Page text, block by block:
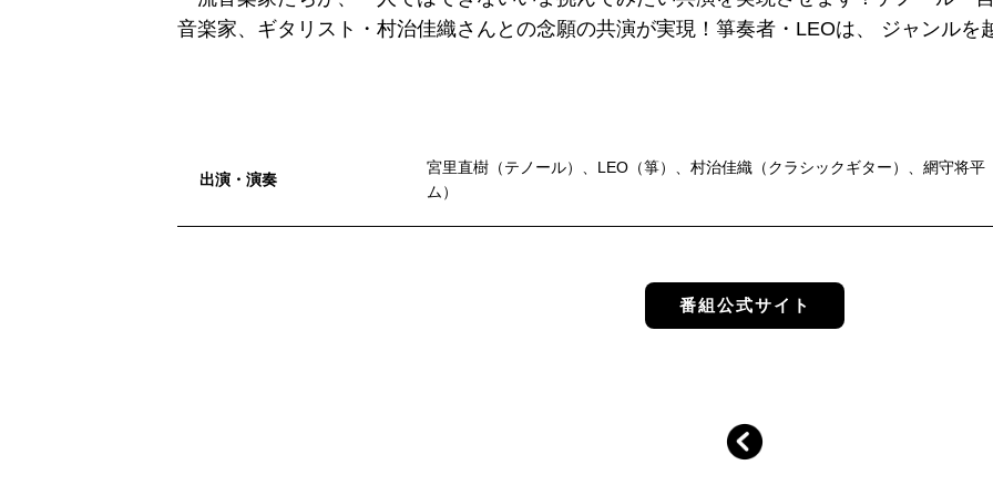
音楽家、ギタリスト・村治佳織さんとの念願の共演が実現！箏奏者・LEOは、 ジャンルを
出演・演奏
宮里直樹（テノール）、LEO（箏）、村治佳織（クラシックギター）、網守将
ム）
番組公式サイト